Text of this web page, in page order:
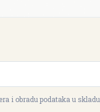
i obradu podataka u